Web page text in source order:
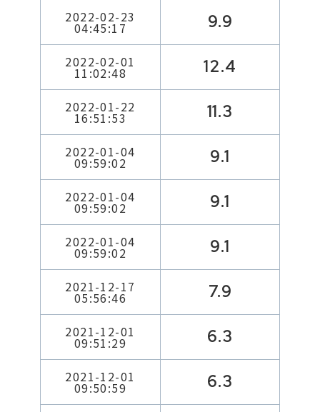
2022-02-23
04:45:17 9.9
2022-02-01
11:02:48 12.4
2022-01-22
16:51:53 11.3
2022-01-04
09:59:02 9.1
2022-01-04
09:59:02 9.1
2022-01-04
09:59:02 9.1
2021-12-17
05:56:46 7.9
2021-12-01
09:51:29 6.3
2021-12-01
09:50:59 6.3